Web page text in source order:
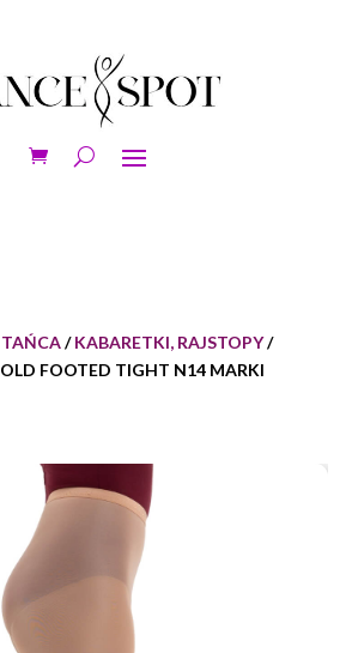
/KABARETKI, RAJSTOPY/
FOOTED TIGHT N14 MARKI